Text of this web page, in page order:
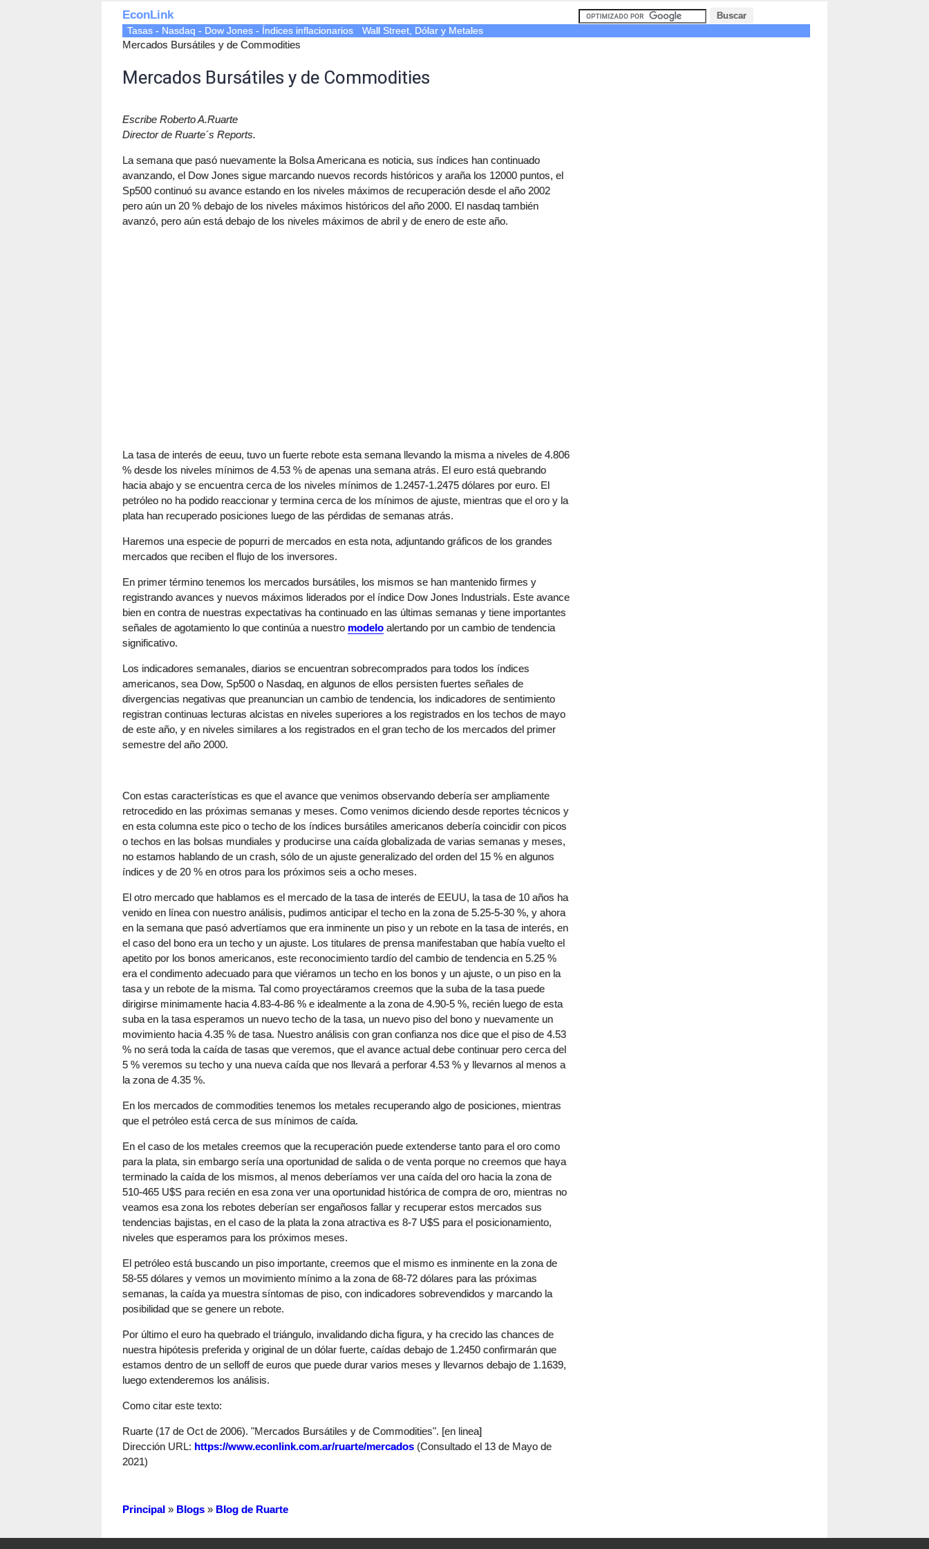
EconLink
Tasas - Nasdaq - Dow Jones - Índices inflacionarios Wall Street, Dólar y Metales
Mercados Bursátiles y de Commodities
Mercados Bursátiles y de Commodities
Escribe Roberto A.Ruarte
Director de Ruarte´s Reports.
La semana que pasó nuevamente la Bolsa Americana es noticia, sus índices han continuado
avanzando, el Dow Jones sigue marcando nuevos records históricos y araña los 12000 puntos, el
Sp500 continuó su avance estando en los niveles máximos de recuperación desde el año 2002
pero aún un 20 % debajo de los niveles máximos históricos del año 2000. El nasdaq también
avanzó, pero aún está debajo de los niveles máximos de abril y de enero de este año.
La tasa de interés de eeuu, tuvo un fuerte rebote esta semana llevando la misma a niveles de 4.806
% desde los niveles mínimos de 4.53 % de apenas una semana atrás. El euro está quebrando
hacia abajo y se encuentra cerca de los niveles mínimos de 1.2457-1.2475 dólares por euro. El
petróleo no ha podido reaccionar y termina cerca de los mínimos de ajuste, mientras que el oro y la
plata han recuperado posiciones luego de las pérdidas de semanas atrás.
Haremos una especie de popurri de mercados en esta nota, adjuntando gráficos de los grandes
mercados que reciben el flujo de los inversores.
En primer término tenemos los mercados bursátiles, los mismos se han mantenido firmes y
registrando avances y nuevos máximos liderados por el índice Dow Jones Industrials. Este avance
bien en contra de nuestras expectativas ha continuado en las últimas semanas y tiene importantes
señales de agotamiento lo que continúa a nuestro modelo alertando por un cambio de tendencia
significativo.
Los indicadores semanales, diarios se encuentran sobrecomprados para todos los índices
americanos, sea Dow, Sp500 o Nasdaq, en algunos de ellos persisten fuertes señales de
divergencias negativas que preanuncian un cambio de tendencia, los indicadores de sentimiento
registran continuas lecturas alcistas en niveles superiores a los registrados en los techos de mayo
de este año, y en niveles similares a los registrados en el gran techo de los mercados del primer
semestre del año 2000.
Con estas características es que el avance que venimos observando debería ser ampliamente
retrocedido en las próximas semanas y meses. Como venimos diciendo desde reportes técnicos y
en esta columna este pico o techo de los índices bursátiles americanos debería coincidir con picos
o techos en las bolsas mundiales y producirse una caída globalizada de varias semanas y meses,
no estamos hablando de un crash, sólo de un ajuste generalizado del orden del 15 % en algunos
índices y de 20 % en otros para los próximos seis a ocho meses.
El otro mercado que hablamos es el mercado de la tasa de interés de EEUU, la tasa de 10 años ha
venido en línea con nuestro análisis, pudimos anticipar el techo en la zona de 5.25-5-30 %, y ahora
en la semana que pasó advertíamos que era inminente un piso y un rebote en la tasa de interés, en
el caso del bono era un techo y un ajuste. Los titulares de prensa manifestaban que había vuelto el
apetito por los bonos americanos, este reconocimiento tardío del cambio de tendencia en 5.25 %
era el condimento adecuado para que viéramos un techo en los bonos y un ajuste, o un piso en la
tasa y un rebote de la misma. Tal como proyectáramos creemos que la suba de la tasa puede
dirigirse minimamente hacia 4.83-4-86 % e idealmente a la zona de 4.90-5 %, recién luego de esta
suba en la tasa esperamos un nuevo techo de la tasa, un nuevo piso del bono y nuevamente un
movimiento hacia 4.35 % de tasa. Nuestro análisis con gran confianza nos dice que el piso de 4.53
% no será toda la caída de tasas que veremos, que el avance actual debe continuar pero cerca del
5 % veremos su techo y una nueva caída que nos llevará a perforar 4.53 % y llevarnos al menos a
la zona de 4.35 %.
En los mercados de commodities tenemos los metales recuperando algo de posiciones, mientras
que el petróleo está cerca de sus mínimos de caída.
En el caso de los metales creemos que la recuperación puede extenderse tanto para el oro como
para la plata, sin embargo sería una oportunidad de salida o de venta porque no creemos que haya
terminado la caída de los mismos, al menos deberíamos ver una caída del oro hacia la zona de
510-465 U$S para recién en esa zona ver una oportunidad histórica de compra de oro, mientras no
veamos esa zona los rebotes deberían ser engañosos fallar y recuperar estos mercados sus
tendencias bajistas, en el caso de la plata la zona atractiva es 8-7 U$S para el posicionamiento,
niveles que esperamos para los próximos meses.
El petróleo está buscando un piso importante, creemos que el mismo es inminente en la zona de
58-55 dólares y vemos un movimiento mínimo a la zona de 68-72 dólares para las próximas
semanas, la caída ya muestra síntomas de piso, con indicadores sobrevendidos y marcando la
posibilidad que se genere un rebote.
Por último el euro ha quebrado el triángulo, invalidando dicha figura, y ha crecido las chances de
nuestra hipótesis preferida y original de un dólar fuerte, caídas debajo de 1.2450 confirmarán que
estamos dentro de un selloff de euros que puede durar varios meses y llevarnos debajo de 1.1639,
luego extenderemos los análisis.
Como citar este texto:
Ruarte (17 de Oct de 2006). "Mercados Bursátiles y de Commodities". [en linea]
Dirección URL: https://www.econlink.com.ar/ruarte/mercados (Consultado el 13 de Mayo de
2021)
Principal » Blogs » Blog de Ruarte